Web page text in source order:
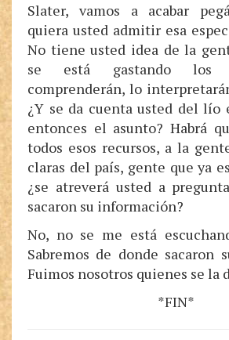
Slater, vamos a acabar
quiera usted admitir esa
No tiene usted idea de la
se está gastando los
comprenderán, lo
¿Y se da cuenta usted del lío
entonces el asunto? Habrá
todos esos recursos, a la
claras del país, gente que ya
¿se atreverá usted a
sacaron su información?
No, no se me está
Sabremos de donde sacaron
Fuimos nosotros quienes se la
*FIN*